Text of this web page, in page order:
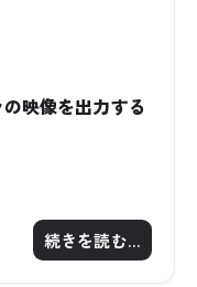
映像を出力する
続きを読む…